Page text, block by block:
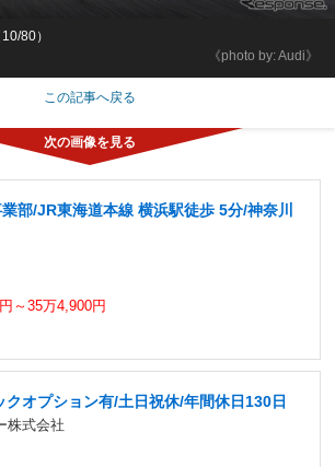
《photo by: Audi》
80）
この記事へ戻る
部/JR東海道本線 横浜駅徒歩 5分/神奈川
～35万4,900円
クオプション有/土日祝休/年間休日130日
株式会社